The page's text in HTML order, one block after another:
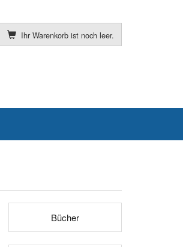
Ihr Warenkorb ist noch leer.
Bücher